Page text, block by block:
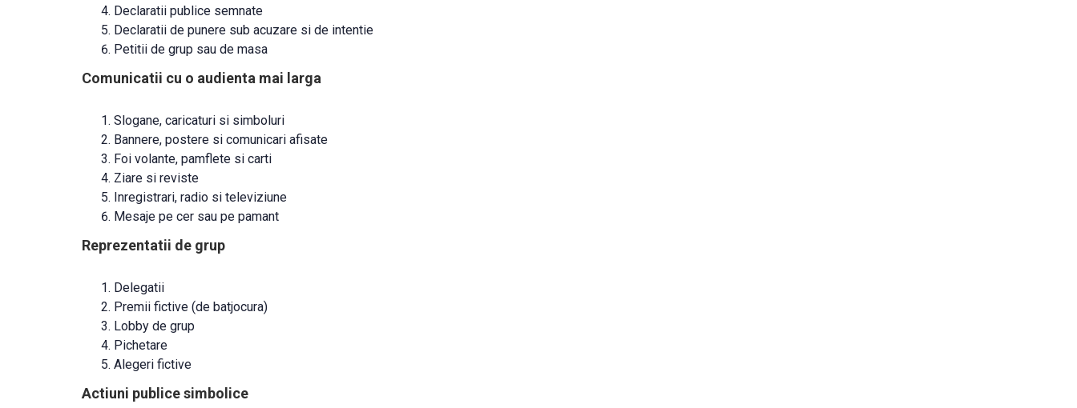
Declaratii publice semnate
Declaratii de punere sub acuzare si de intentie
Petitii de grup sau de masa
Comunicatii cu o audienta mai larga
Slogane, caricaturi si simboluri
Bannere, postere si comunicari afisate
Foi volante, pamflete si carti
Ziare si reviste
Inregistrari, radio si televiziune
Mesaje pe cer sau pe pamant
Reprezentatii de grup
Delegatii
Premii fictive (de batjocura)
Lobby de grup
Pichetare
Alegeri fictive
Actiuni publice simbolice